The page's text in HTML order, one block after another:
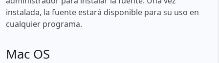
instalada, la fuente estará disponible para su uso en
cualquier programa.
Mac OS